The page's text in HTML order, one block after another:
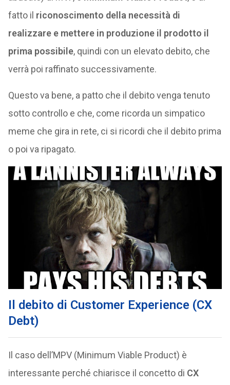
fatto il riconoscimento della necessità di
realizzare e mettere in produzione il prodotto il
prima possibile, quindi con un elevato debito, che
verrà poi raffinato successivamente.
Questo va bene, a patto che il debito venga tenuto
sotto controllo e che, come ricorda un simpatico
meme che gira in rete, ci si ricordi che il debito prima
o poi va ripagato.
Il debito di Customer Experience (CX
Debt)
Il caso dell’MPV (Minimum Viable Product) è
interessante perché chiarisce il concetto di CX